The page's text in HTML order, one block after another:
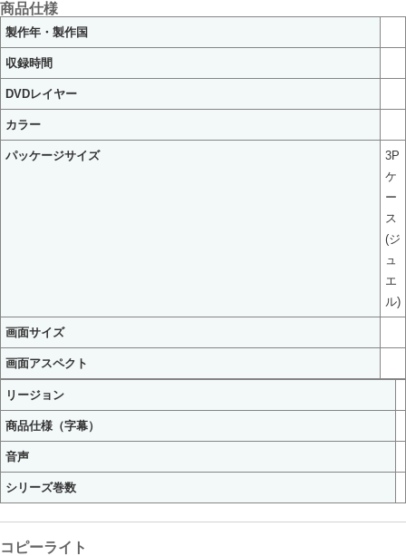
商品仕様
製作年・製作国
収録時間
DVDレイヤー
カラー
パッケージサイズ
3P
ケ
ー
ス
(ジ
ュ
エ
ル)
画面サイズ
画面アスペクト
リージョン
商品仕様（字幕）
音声
シリーズ巻数
コピーライト